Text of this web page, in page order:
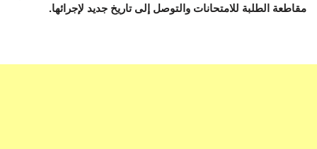
مقاطعة الطلبة للامتحانات والتوصل إلى تاريخ جديد لإجرائها.